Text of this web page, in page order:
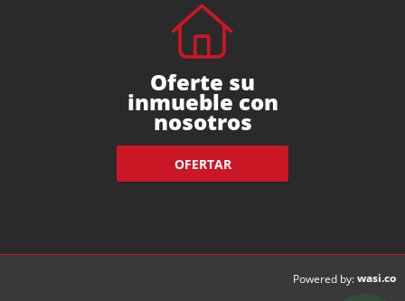
Oferte su
inmueble con
nosotros
OFERTAR
Powered by:wasi.co